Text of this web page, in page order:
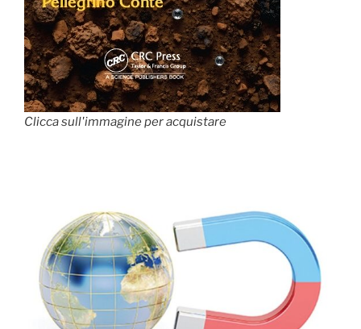
Clicca sull'immagine per acquistare